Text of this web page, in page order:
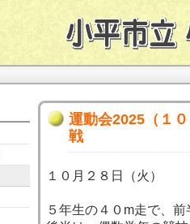
運動会2025（１
戦
１０月２８日（火）
５年生の４０m走で、